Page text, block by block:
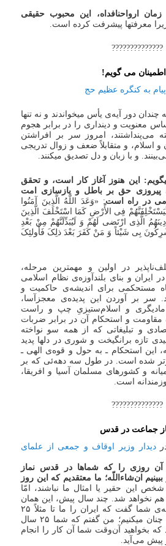
ارواحنافداه، این محبوب حقیقی
معرفتها پیشرفت کرده است.
??????????????
اطمینان می گویم!
دور آیه‌ی یأس میخواندند و نه تنها
معنویت و دینداری را در برابر هجوم
می‌پنداشتند، امروز سر بر افراشتن
و اسلام، و متقابلاً ضعف و زوال تدریجی
و با زبان و دل تصدیق میکنند.
این هنوز آغاز کار است، و تحقق
پیروزی حق بر باطل و بازسازی امت
در راه است: «وَعَدَ اللَّهُ الَّذِینَ آمَنُوا
فِی الأَْرْضِ کَمَا اسْتَخْلَفَ الَّذِینَ
الَّذِی ارْتَضی‌ لَهُمْ وَ لَیُبَدِّلَنَّهُمْ مِنْ بَعْدِ
بِی شَیْئاً وَ مَنْ کَفَرَ بَعْدَ ذلِکَ فَأُولئِکَ
در اولین و مهمترین مرحله،
ایران و بنای بلندآوزه‌ی نظام اسلامی
مستحکمی برای اندیشه‌ی حاکمیت و
سر بر آوردن این پدیده‌ی معجز‌آسا،
و اسلام‌ستیزیِ چپ و راست
و استحکام آن در برابر ضربات
و تبلیغاتی که از همه سو نواخته
تازه برانگیخت و شوری در دلها پدید
این استحکام ـ به حول و قوه‌ی الهی ـ
شده است. در طول سه دهه‌ئی که بر
و کشورهای مسلمان آسیا و افریقا،
است.
??????????????
جماعت در قدس
دیدار وزیر اوقاف و جمعی از علمای
آن روزی را که شماها در قدس نماز
ان‌شاءاللّه؛ ما معتقدیم که این ‌روز
این حقیر یا امثال ما نباشند، امّا
هم نخواهد شد. چند سال پیش، این همان
دولتِ صهیونیستیِ همسایه‌ی شما گفت که ایران را ما تا مثلاً ۲۵
سال دیگر، چنین میکنیم، چنان میکنیم؛ من گفتم که شما ۲۵ سال
که بخواهید آن‌وقت شما آن کار را انجام
پیش می‌آید.